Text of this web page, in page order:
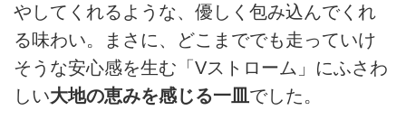
やしてくれるような、優しく包み込んでくれ
る味わい。まさに、どこまででも走っていけ
そうな安心感を生む「Vストローム」にふさわ
しい大地の恵みを感じる一皿 でした。